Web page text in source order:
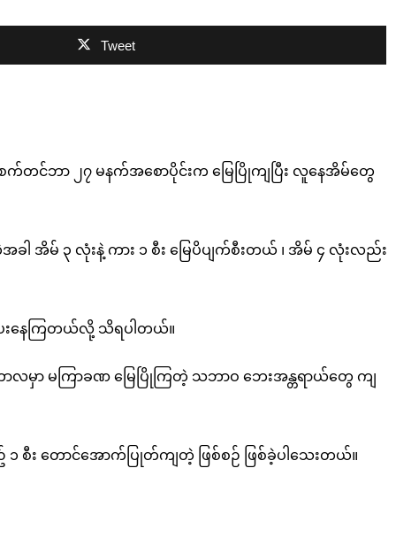
Tweet
စက်တင်ဘာ ၂၇ မနက်အစောပိုင်းက မြေပြိုကျပြီး လူနေအိမ်တွေ
အိမ် ၃ လုံးနဲ့ ကား ၁ စီး မြေပိပျက်စီးတယ် ၊ အိမ် ၄ လုံးလည်း
းနေကြတယ်လို့ သိရပါတယ်။
လမှာ မကြာခဏ မြေပြိုကြတဲ့ သဘာဝ ဘေးအန္တရာယ်တွေ ကျ
၁ စီး တောင်အောက်ပြုတ်ကျတဲ့ ဖြစ်စဉ် ဖြစ်ခဲ့ပါသေးတယ်။